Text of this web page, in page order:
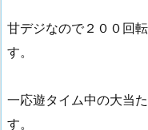
甘デジなので２００回
す。
一応遊タイム中の大当
す。